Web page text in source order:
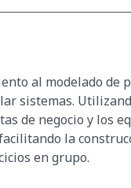
al modelado
sistemas.
de negocio y los
la
en grupo.